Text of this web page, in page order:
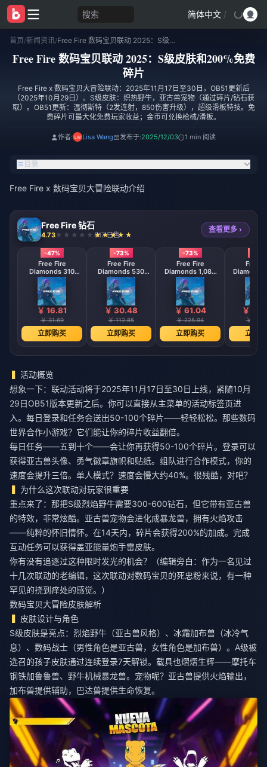
搜索 简体中文 /
首页/新闻资讯/ Free Fire 数码宝贝联动 2025：S级皮肤和200%免费碎片
Free Fire 数码宝贝联动 2025：S级皮肤和200%免费
碎片
Free Fire x 数码宝贝大冒险联动：2025年11月17日至30日，OB51更新后
（2025年10月29日）。S级皮肤：炽热野牛，亚古兽宠物（通过碎片/钻石获
取）。OB51更新：温彻斯特（2发连射，850伤害升级），超级滑板特技。免
费碎片可最大化免费玩家收益；金币可兑换枪械/滑板。
作者: Lisa Wang 发布于:2025/12/03 1 min 阅读
目录
Free Fire x 数码宝贝大冒险联动介绍
Free Fire 钻石
4.73 817 已售
查看更多 ›
-47%
Free Fire
Diamonds 310
Diamonds
￥ 16.81
￥ 31.69
立即购买
-73%
Free Fire
Diamonds 530
Diamonds
【Middle East
region optional】
￥ 30.48
￥ 112.85
立即购买
-73%
Free Fire
Diamonds 1,080
Diamonds
【Middle East
region optional】
￥ 61.04
￥ 225.94
立即购买
Free
【
region
￥
￥
立即
活动概览
想象一下：联动活动将于2025年11月17日至30日上线，紧随10月
29日OB51版本更新之后。你可以直接从主菜单的活动标签页进
入。每日登录和任务会送出50-100个碎片——轻轻松松。那些数码
世界合作小游戏？它们能让你的碎片收益翻倍。
每日任务——五到十个——会让你再获得50-100个碎片。登录可以
获得亚古兽头像、勇气徽章旗帜和贴纸。组队进行合作模式，你的
速度会提升三倍。单人模式？速度会慢大约40%。很残酷，对吧？
为什么这次联动对玩家很重要
重点来了：那把S级烈焰野牛需要300-600钻石，但它带有亚古兽
的特效，非常炫酷。亚古兽宠物会进化成暴龙兽，拥有火焰攻击
——纯粹的怀旧情怀。在14天内，碎片会获得200%的加成。完成
互动任务可以获得盖亚能量炮手雷皮肤。
你有没有追逐过这种限时发光的机会？（编辑旁白：作为一名见过
十几次联动的老编辑，这次联动对数码宝贝的死忠粉来说，有一种
罕见的挠到痒处的感觉。）
数码宝贝大冒险皮肤解析
皮肤设计与角色
S级皮肤是亮点：烈焰野牛（亚古兽风格）、冰霜加布兽（冰冷气
息）、数码战士（男性角色是亚古兽，女性角色是加布兽）。A级被
选召的孩子皮肤通过连续登录7天解锁。载具也熠熠生辉——摩托车
钢铁加鲁鲁兽、野牛机械暴龙兽。宠物呢？亚古兽提供火焰输出，
加布兽提供辅助，巴达兽提供生命恢复。